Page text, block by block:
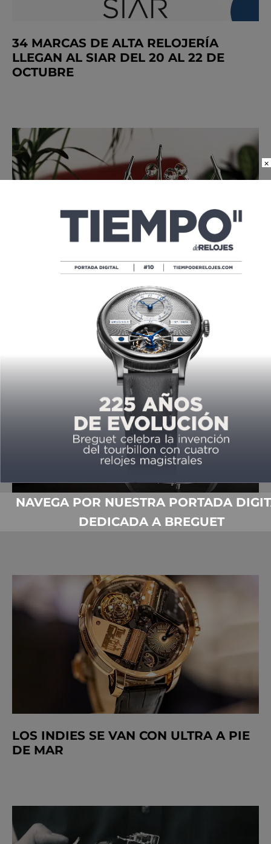
34 MARCAS DE ALTA RELOJERÍA
LLEGAN AL SIAR DEL 20 AL 22 DE
OCTUBRE
TRIPOD: EL NUEVO ‘ROBOCREATURE’
DE MB&F Y L’EPÉE
UNA ESTACIÓN ESPACIAL EN TU MESA
LOS INDIES SE VAN CON ULTRA A PIE
DE MAR
×
NAVEGA POR NUESTRA PORTADA
DEDICADA A BREGUET